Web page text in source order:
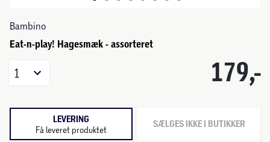
Bambino
Eat-n-play! Hagesmæk - assorteret
179,-
1
LEVERING
Få leveret produktet SÆLGES IKKE I BUTIKKER